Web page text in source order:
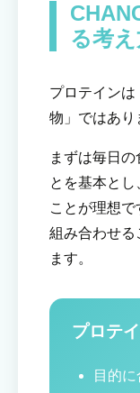
る考
プロテイン
物」ではあり
まずは毎日
とを基本と
ことが理想
組み合わせる
ます。
プロテ
目的